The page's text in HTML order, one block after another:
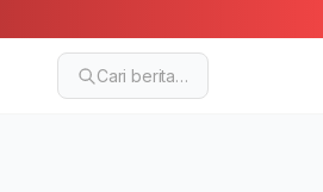
Cari berita…